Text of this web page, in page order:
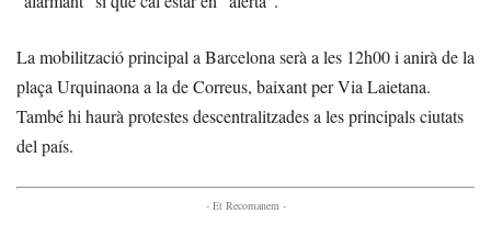
La mobilització principal a Barcelona serà a les 12h00 i anirà de la
plaça Urquinaona a la de Correus, baixant per Via Laietana.
També hi haurà protestes descentralitzades a les principals ciutats
del país.
- Et Recomanem -